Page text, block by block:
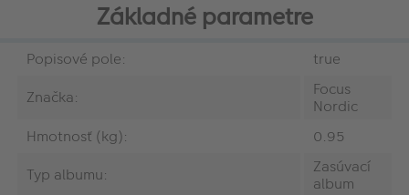
Základné parametre
Popisové pole:
true
Značka:
Focus
Nordic
Hmotnosť (kg):
0.95
Typ albumu:
Zasúvací
album